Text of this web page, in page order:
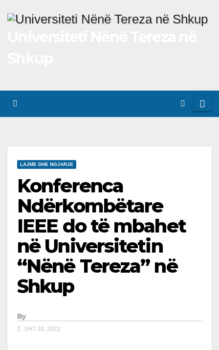
LAJME DHE NGJARJE
Konferenca
Ndërkombëtare
IEEE do të mbahet
në Universitetin
“Nënë Tereza” në
Shkup
By
SHT 30, 2022